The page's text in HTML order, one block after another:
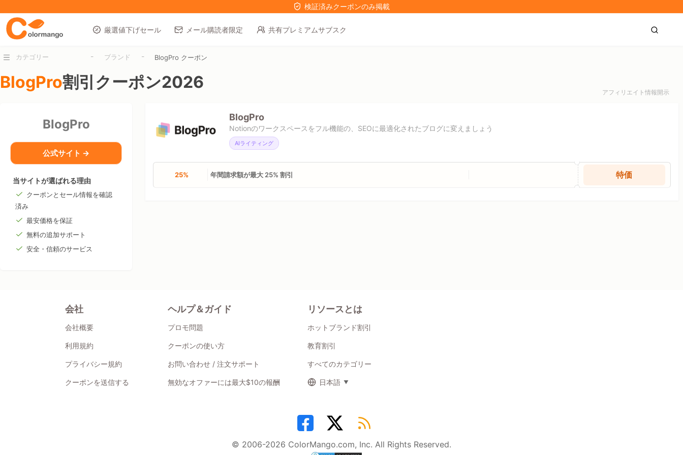
検証済みクーポンのみ掲載
厳選値下げセール メール購読者限定 共有プレミアムサブスク
カテゴリー - ブランド - BlogPro クーポン
BlogPro割引クーポン2026
アフィリエイト情報開示
BlogPro
公式サイト →
当サイトが選ばれる理由
クーポンとセール情報を確認
済み
最安価格を保証
無料の追加サポート
安全・信頼のサービス
BlogPro
Notionのワークスペースをフル機能の、SEOに最適化されたブログに変えましょう
AIライティング
25% 年間請求額が最大 25% 割引 特価
会社
会社概要
利用規約
プライバシー規約
クーポンを送信する
ヘルプ＆ガイド
プロモ問題
クーポンの使い方
お問い合わせ / 注文サポート
無効なオファーには最大$10の報酬
リソースとは
ホットブランド割引
教育割引
すべてのカテゴリー
日本語
© 2006-2026 ColorMango.com, Inc. All Rights Reserved.